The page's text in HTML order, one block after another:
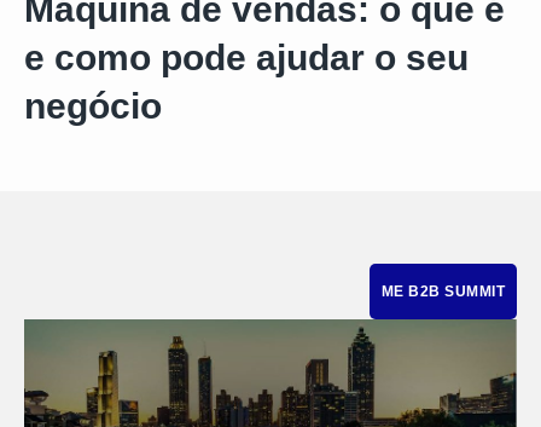
Máquina de vendas: o que é
e como pode ajudar o seu
negócio
ME B2B SUMMIT